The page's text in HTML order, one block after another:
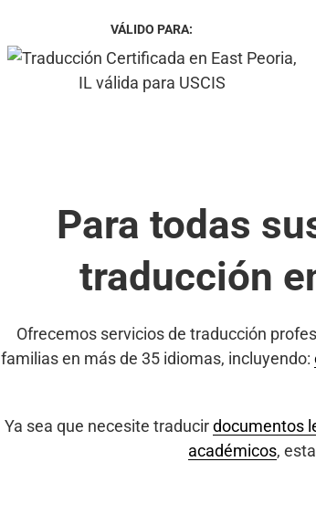
VÁLIDO PARA:
Para todas
traducción
Ofrecemos servicios de traducción
familias en más de 35 idiomas, incluyendo:
Ya sea que necesite traducirdocumentos
académicos,